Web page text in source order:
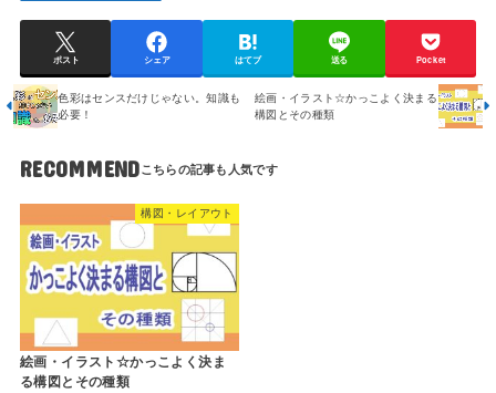
ポスト シェア はてブ 送る Pocket
色彩はセンスだけじゃない。知識も
必要！
絵画・イラスト☆かっこよく決まる
構図とその種類
RECOMMEND
構図・レイアウト
絵画・イラスト☆かっこよく決ま
る構図とその種類